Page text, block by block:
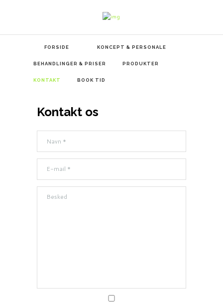
FORSIDE KONCEPT & PERSONALE
BEHANDLINGER & PRISER PRODUKTER
KONTAKT BOOK TID
Kontakt os